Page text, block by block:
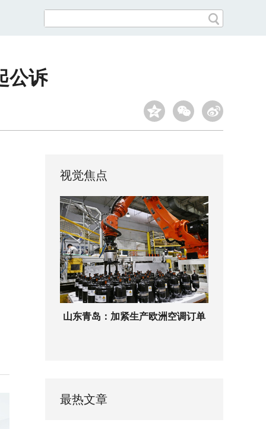
公诉
视觉焦点
山东青岛：加紧生产欧洲空调订单
最热文章